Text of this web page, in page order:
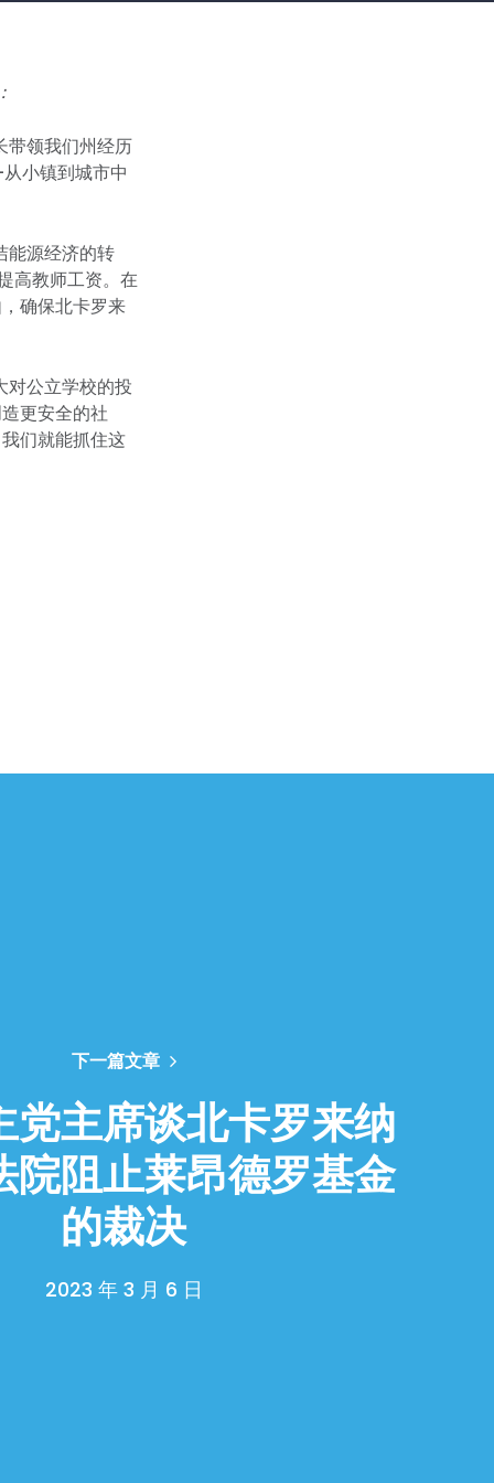
带领我们州经历
小镇到城市中
能源经济的转
高教师工资。在
确保北卡罗来
对公立学校的投
更安全的社
们就能抓住这
下一篇文章
党主席谈北卡罗来纳
院阻止莱昂德罗基金
的裁决
2023 年 3 月 6 日